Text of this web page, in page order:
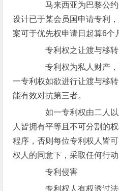
马来西亚为巴黎公约
设计已于某会员国申请专利
案可于优先权申请日起算6个
专利权之让渡与移转
专利权为私人财产，
一专利权如欲进行让渡与移
能有效对抗第三者。
如一专利权由二人以
人皆拥有平等且不可分割的
程序，否则每位专利权人皆
权人的同意下，采取任何行动
专利侵害
专利权人有权透过法